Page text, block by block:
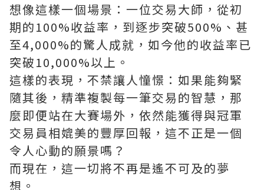
想像這樣一個場景：一位交易大師，從初
期的100%收益率，到逐步突破500%、甚
至4,000%的驚人成就，如今他的收益率已
突破10,000%以上。
這樣的表現，不禁讓人憧憬：如果能夠緊
隨其後，精準複製每一筆交易的智慧，那
麼即便站在大賽場外，依然能獲得與冠軍
交易員相媲美的豐厚回報，這不正是一個
令人心動的願景嗎？
而現在，這一切將不再是遙不可及的夢
想。